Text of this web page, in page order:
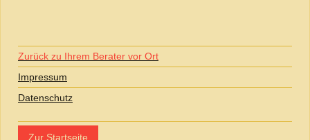
Zurück zu Ihrem Berater vor Ort
Impressum
Datenschutz
Zur Startseite